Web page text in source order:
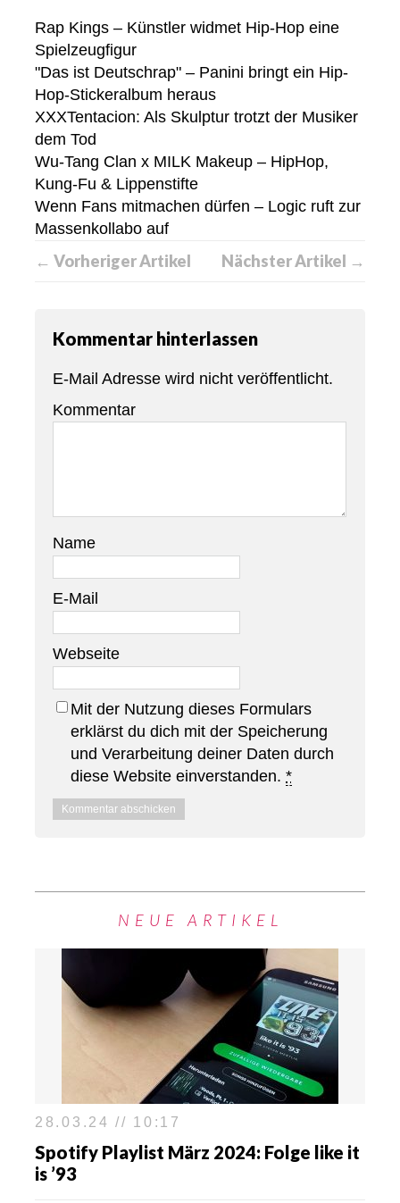
Rap Kings – Künstler widmet Hip-Hop eine
Spielzeugfigur
"Das ist Deutschrap" – Panini bringt ein Hip-
Hop-Stickeralbum heraus
XXXTentacion: Als Skulptur trotzt der Musiker
dem Tod
Wu-Tang Clan x MILK Makeup – HipHop,
Kung-Fu & Lippenstifte
Wenn Fans mitmachen dürfen – Logic ruft zur
Massenkollabo auf
← Vorheriger Artikel Nächster Artikel →
Kommentar hinterlassen
E-Mail Adresse wird nicht veröffentlicht.
Kommentar
Name
E-Mail
Webseite
Mit der Nutzung dieses Formulars
erklärst du dich mit der Speicherung
und Verarbeitung deiner Daten durch
diese Website einverstanden. *
NEUE ARTIKEL
28.03.24 // 10:17
Spotify Playlist März 2024: Folge like it
is ’93